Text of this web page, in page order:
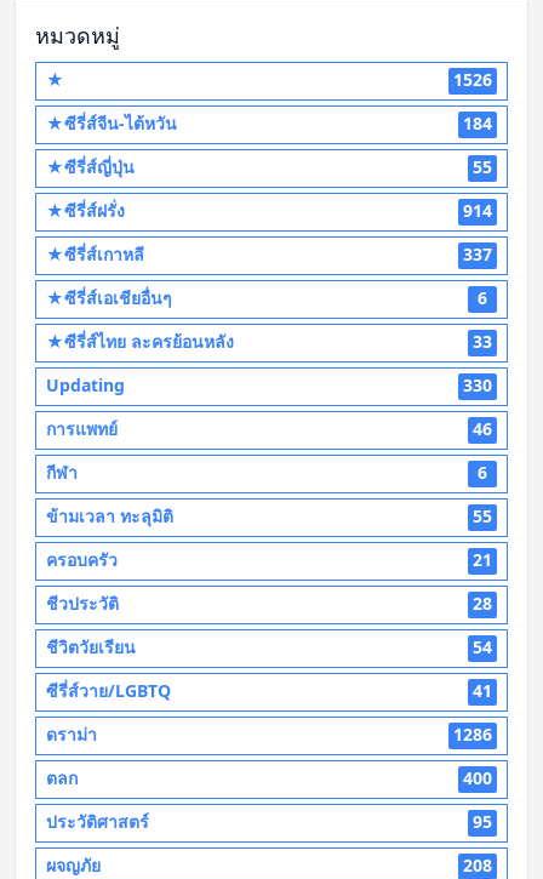
หมวดหมู่
★
1526
★ซีรี่ส์จีน-ไต้หวัน
184
★ซีรี่ส์ญี่ปุ่น
55
★ซีรี่ส์ฝรั่ง
914
★ซีรี่ส์เกาหลี
337
★ซีรี่ส์เอเชียอื่นๆ
6
★ซีรี่ส์ไทย ละครย้อนหลัง
33
Updating
330
การแพทย์
46
กีฬา
6
ข้ามเวลา ทะลุมิติ
55
ครอบครัว
21
ชีวประวัติ
28
ชีวิตวัยเรียน
54
ซีรี่ส์วาย/LGBTQ
41
ดราม่า
1286
ตลก
400
ประวัติศาสตร์
95
ผจญภัย
208